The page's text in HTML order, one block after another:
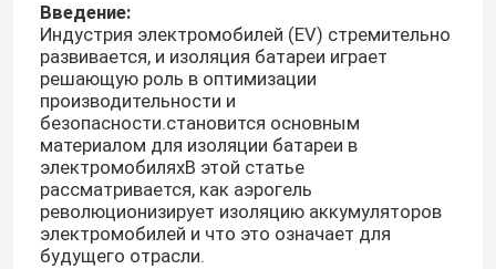
Введение:
Индустрия электромобилей (EV) стремительно
развивается, и изоляция батареи играет
решающую роль в оптимизации
производительности и
безопасности.становится основным
материалом для изоляции батареи в
электромобиляхВ этой статье
рассматривается, как аэрогель
революционизирует изоляцию аккумуляторов
электромобилей и что это означает для
будущего отрасли.